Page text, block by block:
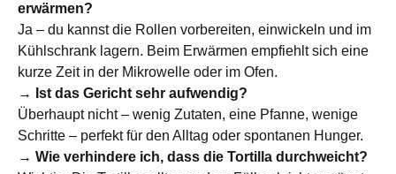
erwärmen?
Ja – du kannst die Rollen vorbereiten, einwickeln und im
Kühlschrank lagern. Beim Erwärmen empfiehlt sich eine
kurze Zeit in der Mikrowelle oder im Ofen.
→ Ist das Gericht sehr aufwendig?
Überhaupt nicht – wenig Zutaten, eine Pfanne, wenige
Schritte – perfekt für den Alltag oder spontanen Hunger.
→ Wie verhindere ich, dass die Tortilla durchweicht?